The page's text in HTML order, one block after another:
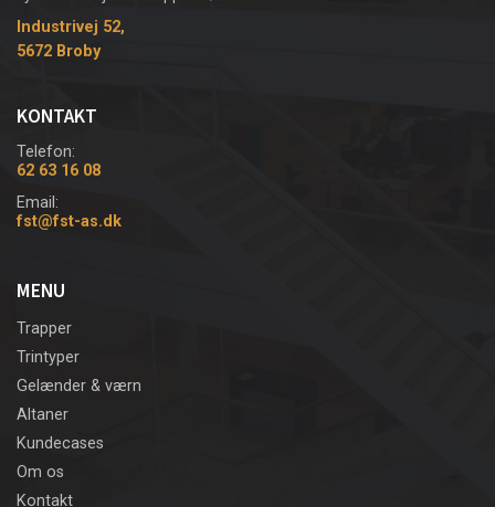
Industrivej 52,
5672 Broby
KONTAKT
Telefon:
62 63 16 08
Email:
fst@fst-as.dk
MENU
Trapper
Trintyper
Gelænder & værn
Altaner
Kundecases
Om os
Kontakt